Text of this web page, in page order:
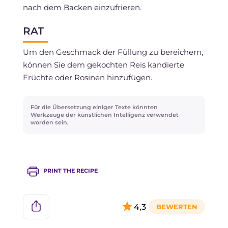
nach dem Backen einzufrieren.
RAT
Um den Geschmack der Füllung zu bereichern,
können Sie dem gekochten Reis kandierte
Früchte oder Rosinen hinzufügen.
Für die Übersetzung einiger Texte könnten
Werkzeuge der künstlichen Intelligenz verwendet
worden sein.
PRINT THE RECIPE
4,3